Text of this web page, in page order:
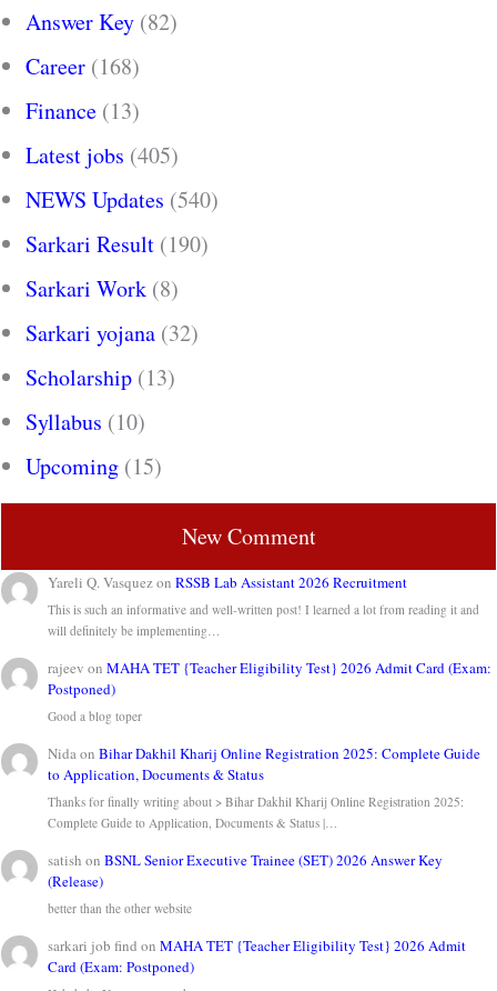
Answer Key (82)
Career (168)
Finance (13)
Latest jobs (405)
NEWS Updates (540)
Sarkari Result (190)
Sarkari Work (8)
Sarkari yojana (32)
Scholarship (13)
Syllabus (10)
Upcoming (15)
New Comment
Yareli Q. VasquezonRSSB Lab Assistant 2026 Recruitment
This is such an informative and well-written post! I learned a lot from reading it and
will definitely be implementing…
rajeev onMAHA TET {Teacher Eligibility Test} 2026 Admit Card (Exam:
Postponed)
Good a blog toper
NidaonBihar Dakhil Kharij Online Registration 2025: Complete Guide
to Application, Documents & Status
Thanks for finally writing about > Bihar Dakhil Kharij Online Registration 2025:
Complete Guide to Application, Documents & Status |…
satish onBSNL Senior Executive Trainee (SET) 2026 Answer Key
(Release)
better than the other website
sarkari job find onMAHA TET {Teacher Eligibility Test} 2026 Admit
Card (Exam: Postponed)